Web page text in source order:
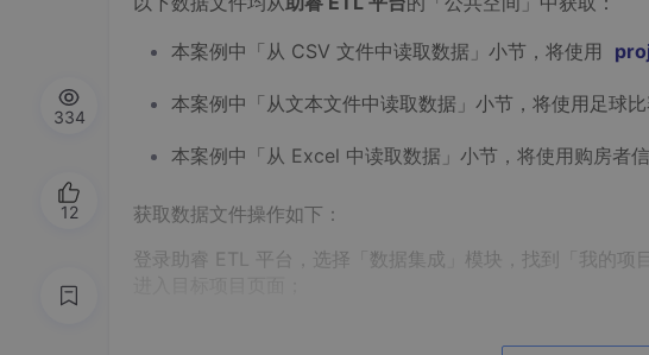
本案例中「从 CSV 文件中读取数据」小节，将使用
本案例中「从文本文件中读取数据」小节，将使用足球比
本案例中「从 Excel 中读取数据」小节，将使用购房者
获取数据文件操作如下：
登录助睿 ETL 平台，选择「数据集成」模块，找到「我的
334
12